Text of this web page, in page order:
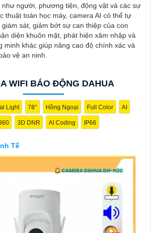
người, phương tiện, động vật và các sự
thuật toán học máy, camera AI có thể tự
sát, giảm bớt sự can thiệp của con
diện khuôn mặt, phát hiện xâm nhập và
minh khác giúp nâng cao độ chính xác và
vệ an ninh.
WIFI BÁO ĐỘNG DAHUA
Light 78° Hồng Ngoại Full Color AI
3D DNR AI Coding IP66
Tế